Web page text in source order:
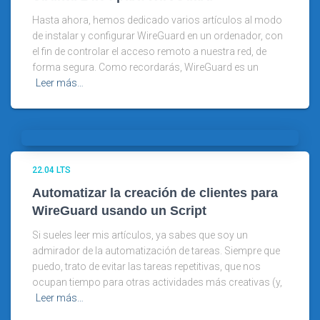
Hasta ahora, hemos dedicado varios artículos al modo
de instalar y configurar WireGuard en un ordenador, con
el fin de controlar el acceso remoto a nuestra red, de
forma segura. Como recordarás, WireGuard es un
Leer más…
22.04 LTS
Automatizar la creación de clientes para
WireGuard usando un Script
Si sueles leer mis artículos, ya sabes que soy un
admirador de la automatización de tareas. Siempre que
puedo, trato de evitar las tareas repetitivas, que nos
ocupan tiempo para otras actividades más creativas (y,
Leer más…